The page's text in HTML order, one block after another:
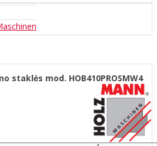
staklės mod. HOB410PROSMW4